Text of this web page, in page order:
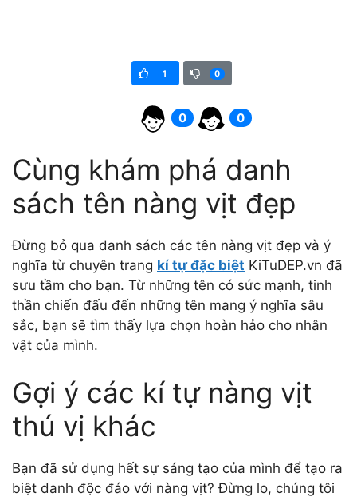
1 0
0 0
Cùng khám phá danh
sách tên nàng vịt đẹp
Đừng bỏ qua danh sách các tên nàng vịt đẹp và ý
nghĩa từ chuyên trang kí tự đặc biệt KiTuDEP.vn đã
sưu tầm cho bạn. Từ những tên có sức mạnh, tinh
thần chiến đấu đến những tên mang ý nghĩa sâu
sắc, bạn sẽ tìm thấy lựa chọn hoàn hảo cho nhân
vật của mình.
Gợi ý các kí tự nàng vịt
thú vị khác
Bạn đã sử dụng hết sự sáng tạo của mình để tạo ra
biệt danh độc đáo với nàng vịt? Đừng lo, chúng tôi